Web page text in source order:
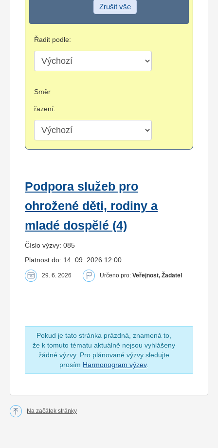
Zrušit vše
Řadit podle:
Směr
řazení:
Podpora služeb pro
ohrožené děti, rodiny a
mladé dospělé (4)
Číslo výzvy: 085
Platnost do: 14. 09. 2026 12:00
29. 6. 2026 Určeno pro: Veřejnost, Žadatel
Pokud je tato stránka prázdná, znamená to,
že k tomuto tématu aktuálně nejsou vyhlášeny
žádné výzvy. Pro plánované výzvy sledujte
prosím Harmonogram výzev.
Na začátek stránky